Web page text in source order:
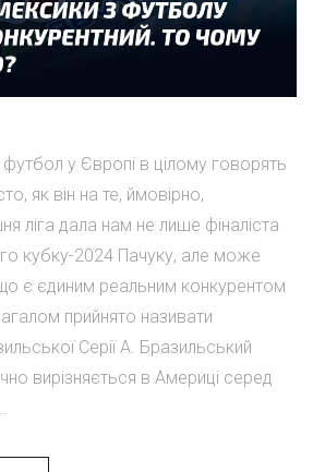
у Європі в цілому говорять
як він на те, ймовірно,
ліга дала нам не лише фіналіста
кубку-2024 Пачуку, але може
є єдиним реальним конкурентом
прийнято називати
Серії А. Бразильський
вирізняється в Америці серед